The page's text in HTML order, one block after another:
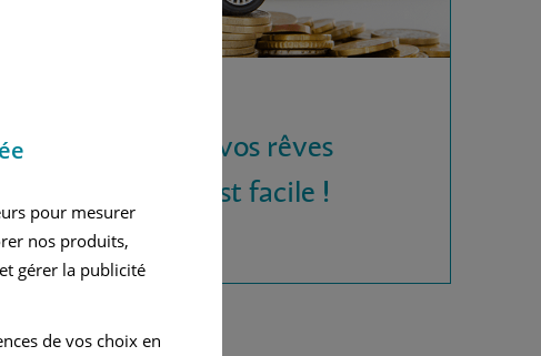
la voiture de vos rêves
le crédit auto, c'est facile !
pour mesurer
nos produits,
gérer la publicité
de vos choix en